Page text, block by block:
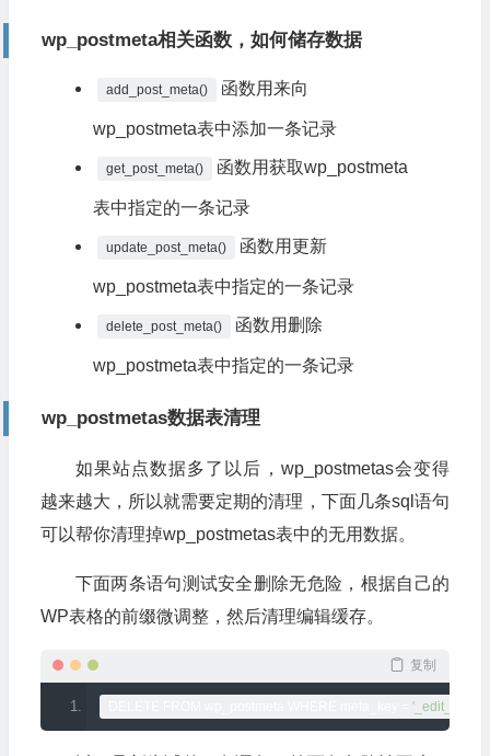
wp_postmeta相关函数，如何储存数据
add_post_meta() 函数用来向
wp_postmeta表中添加一条记录
get_post_meta() 函数用获取wp_postmeta
表中指定的一条记录
update_post_meta() 函数用更新
wp_postmeta表中指定的一条记录
delete_post_meta() 函数用删除
wp_postmeta表中指定的一条记录
wp_postmetas数据表清理
如果站点数据多了以后，wp_postmetas会变得
越来越大，所以就需要定期的清理，下面几条sql语句
可以帮你清理掉wp_postmetas表中的无用数据。
下面两条语句测试安全删除无危险，根据自己的
WP表格的前缀微调整，然后清理编辑缓存。
复制
'_edit_lock'